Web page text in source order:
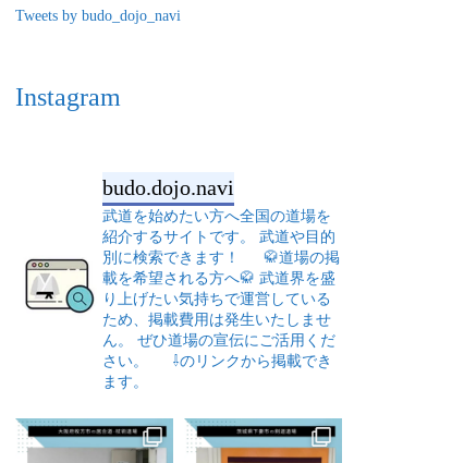
Tweets by budo_dojo_navi
Instagram
budo.dojo.navi
武道を始めたい方へ全国の道場を
紹介するサイトです。
武道や目的
別に検索できます！
🥋道場の掲
載を希望される方へ🥋 武道界を盛
り上げたい気持ちで運営している
ため、掲載費用は発生いたしませ
ん。
ぜひ道場の宣伝にご活用くだ
さい。
⇩のリンクから掲載でき
ます。